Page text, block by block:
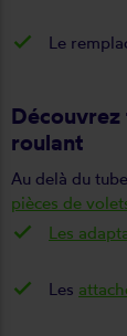
Le
roulant
Au delà du
pièces de
Les
Les